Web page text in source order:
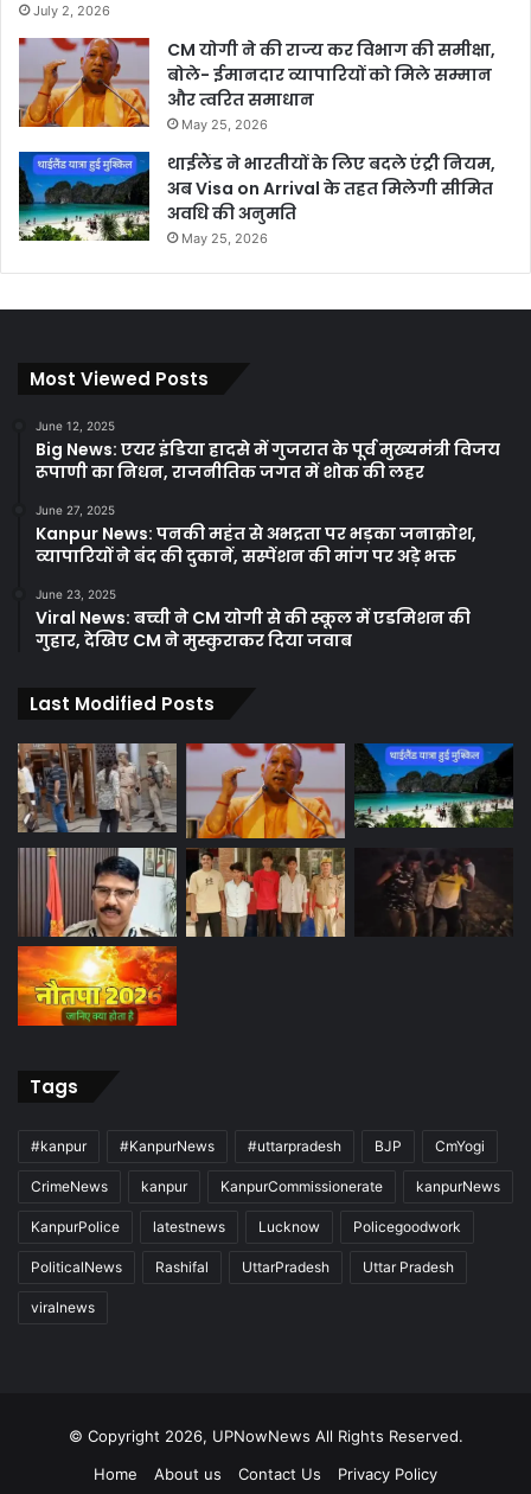
July 2, 2026
CM योगी ने की राज्य कर विभाग की समीक्षा,
बोले- ईमानदार व्यापारियों को मिले सम्मान
और त्वरित समाधान
May 25, 2026
थाईलैंड ने भारतीयों के लिए बदले एंट्री नियम,
अब Visa on Arrival के तहत मिलेगी सीमित
अवधि की अनुमति
May 25, 2026
Most Viewed Posts
June 12, 2025
Big News: एयर इंडिया हादसे में गुजरात के पूर्व मुख्यमंत्री विजय
रूपाणी का निधन, राजनीतिक जगत में शोक की लहर
June 27, 2025
Kanpur News: पनकी महंत से अभद्रता पर भड़का जनाक्रोश,
व्यापारियों ने बंद की दुकानें, सस्पेंशन की मांग पर अड़े भक्त
June 23, 2025
Viral News: बच्ची ने CM योगी से की स्कूल में एडमिशन की
गुहार, देखिए CM ने मुस्कुराकर दिया जवाब
Last Modified Posts
Tags
#kanpur #KanpurNews #uttarpradesh BJP CmYogi
CrimeNews kanpur KanpurCommissionerate kanpurNews
KanpurPolice latestnews Lucknow Policegoodwork
PoliticalNews Rashifal UttarPradesh Uttar Pradesh
viralnews
© Copyright 2026, UPNowNews All Rights Reserved.
Home
About us Contact Us Privacy Policy